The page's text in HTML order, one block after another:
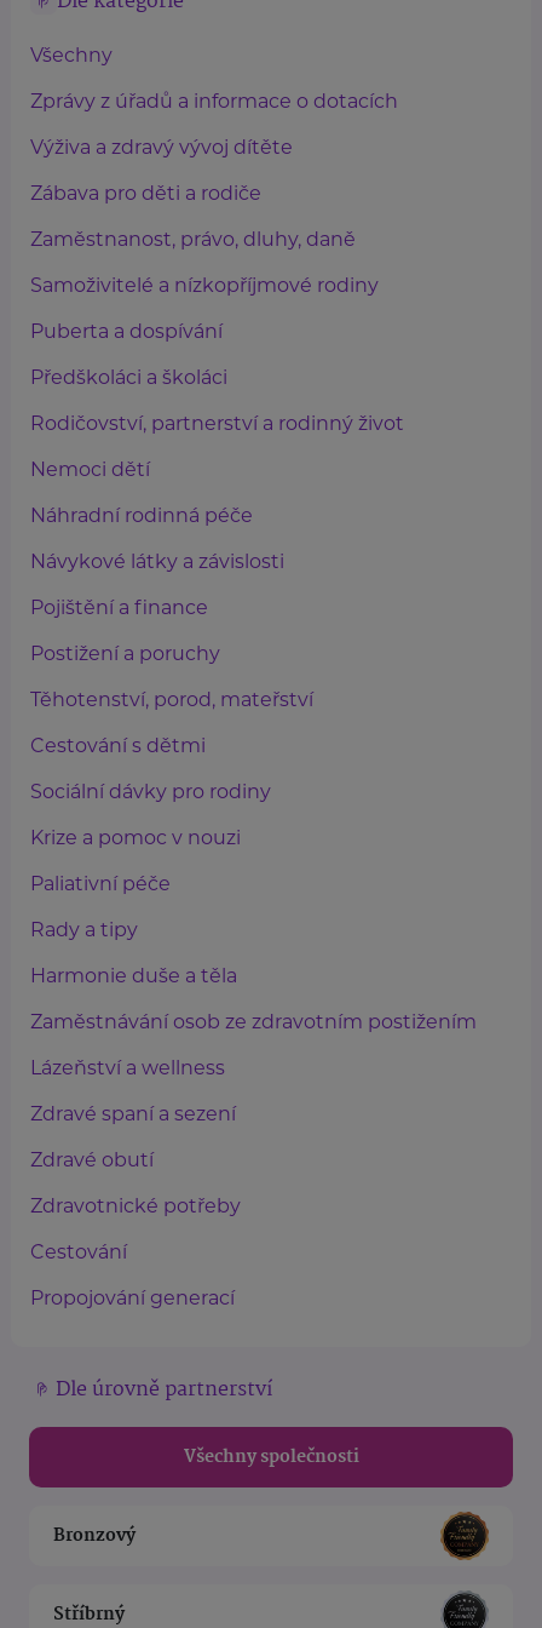
Všechny
Zprávy z úřadů a informace o dotacích
Výživa a zdravý vývoj dítěte
Zábava pro děti a rodiče
Zaměstnanost, právo, dluhy, daně
Samoživitelé a nízkopříjmové rodiny
Puberta a dospívání
Předškoláci a školáci
Rodičovství, partnerství a rodinný život
Nemoci dětí
Náhradní rodinná péče
Návykové látky a závislosti
Pojištění a finance
Postižení a poruchy
Těhotenství, porod, mateřství
Cestování s dětmi
Sociální dávky pro rodiny
Krize a pomoc v nouzi
Paliativní péče
Rady a tipy
Harmonie duše a těla
Zaměstnávání osob ze zdravotním postižením
Lázeňství a wellness
Zdravé spaní a sezení
Zdravé obutí
Zdravotnické potřeby
Cestování
Propojování generací
Dle úrovně partnerství
Všechny společnosti
Bronzový
Stříbrný